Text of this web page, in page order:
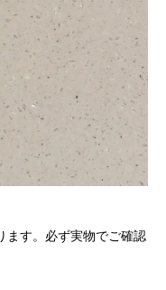
ます。必ず実物でご確認